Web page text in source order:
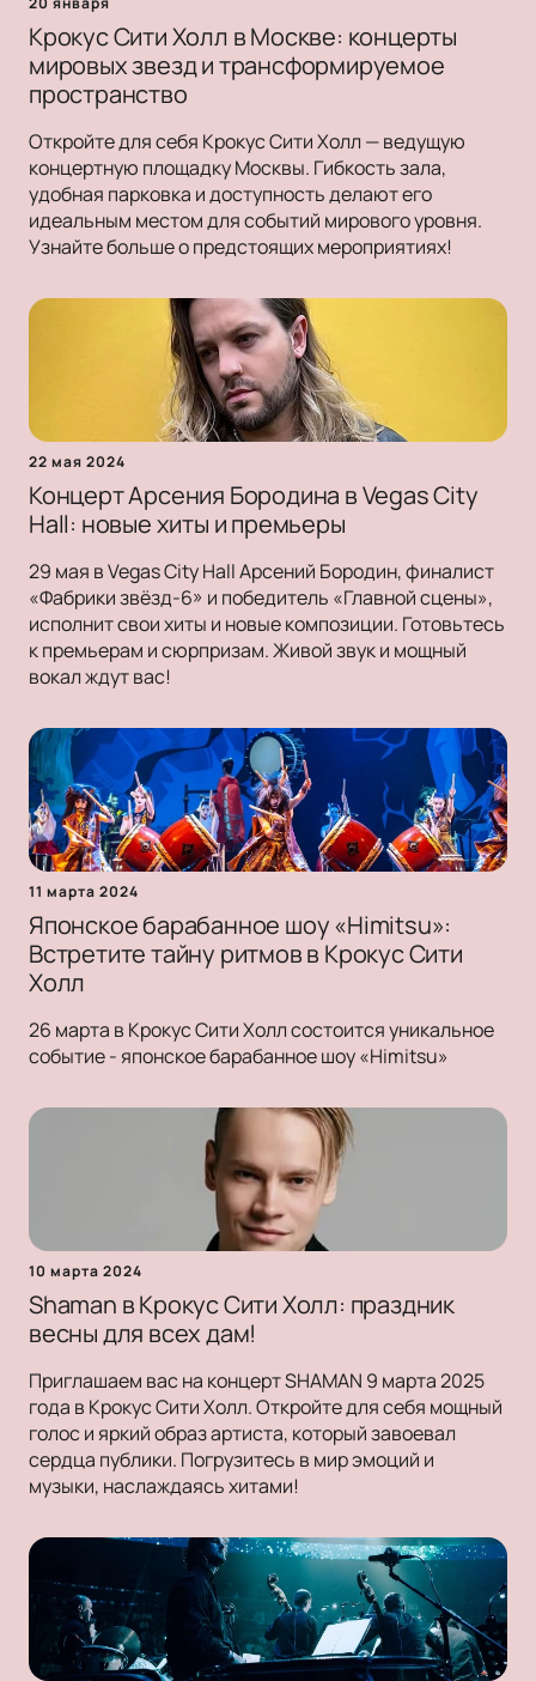
Крокус Сити Холл в Москве: концерты
мировых звезд и трансформируемое
пространство
Откройте для себя Крокус Сити Холл — ведущую
концертную площадку Москвы. Гибкость зала,
удобная парковка и доступность делают его
идеальным местом для событий мирового уровня.
Узнайте больше о предстоящих мероприятиях!
22 мая 2024
Концерт Арсения Бородина в Vegas City
Hall: новые хиты и премьеры
29 мая в Vegas City Hall Арсений Бородин, финалист
«Фабрики звёзд-6» и победитель «Главной сцены»,
исполнит свои хиты и новые композиции. Готовьтесь
к премьерам и сюрпризам. Живой звук и мощный
вокал ждут вас!
11 марта 2024
Японское барабанное шоу «Himitsu»:
Встретите тайну ритмов в Крокус Сити
Холл
26 марта в Крокус Сити Холл состоится уникальное
событие - японское барабанное шоу «Himitsu»
10 марта 2024
Shaman в Крокус Сити Холл: праздник
весны для всех дам!
Приглашаем вас на концерт SHAMAN 9 марта 2025
года в Крокус Сити Холл. Откройте для себя мощный
голос и яркий образ артиста, который завоевал
сердца публики. Погрузитесь в мир эмоций и
музыки, наслаждаясь хитами!